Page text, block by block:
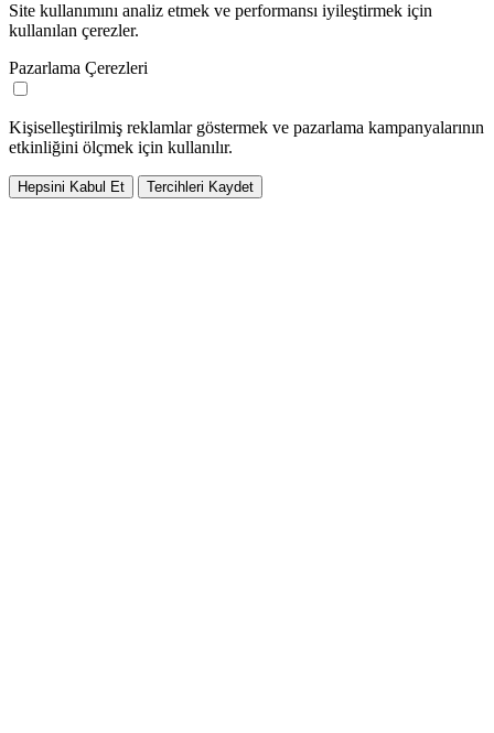
Site kullanımını analiz etmek ve performansı iyileştirmek için
kullanılan çerezler.
Pazarlama Çerezleri
Kişiselleştirilmiş reklamlar göstermek ve pazarlama kampanyalarının
etkinliğini ölçmek için kullanılır.
Hepsini Kabul Et Tercihleri Kaydet